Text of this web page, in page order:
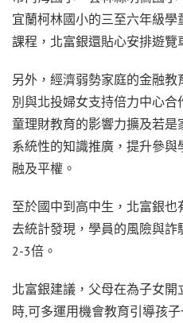
宜蘭柯林國小的三至六年級
課程，北富銀還貼心安排遊覽
另外，經濟弱勢家庭的金融
別與北投婦女支持倍力中心
童理財教育的影響力擴及若
系統性的知識推廣，提升參
融及平權。
至於國中到高中生，北富銀
去統計發現，學員的風險與
2-3倍。
北富銀建議，父母在為子女
時,可多運用機會教育引導孩